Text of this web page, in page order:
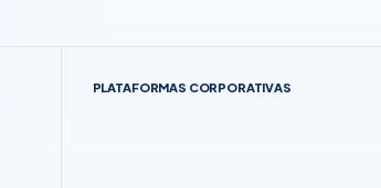
PLATAFORMAS CORPORATIVAS